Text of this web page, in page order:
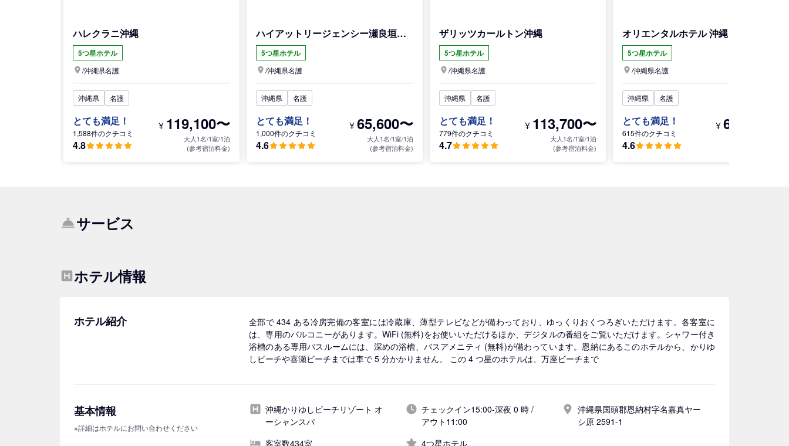
ハレクラニ沖縄
5つ星ホテル
/沖縄県名護
沖縄県 名護
とても満足！
1,588件のクチコミ
4.8
¥ 119,100〜
大人1名/1室/1泊
(参考宿泊料金)
ハイアットリージェンシー瀬良垣アイランド沖縄
5つ星ホテル
/沖縄県名護
沖縄県 名護
とても満足！
1,000件のクチコミ
4.6
¥65,600〜
大人1名/1室/1泊
(参考宿泊料金)
ザリッツカールトン沖縄
5つ星ホテル
/沖縄県名護
沖縄県 名護
とても満足！
779件のクチコミ
4.7
¥ 113,700〜
大人1名/1室/1泊
(参考宿泊料金)
5つ星ホテル
/沖縄県名護
沖縄県 名護
とても満足！
615件のクチコミ
4.6
¥64,800〜
サービス
ホテル情報
ホテル紹介
全部で 434 ある冷房完備の客室には冷蔵庫、薄型テレビなどが備わっており、ゆっくりおくつろぎいただけます。各客室に
は、専用のバルコニーがあります。WiFi (無料)をお使いいただけるほか、デジタルの番組をご覧いただけます。シャワー付き
浴槽のある専用バスルームには、深めの浴槽、バスアメニティ (無料)が備わっています。恩納にあるこのホテルから、かりゆ
しビーチや喜瀬ビーチまでは車で 5 分かかりません。 この 4 つ星のホテルは、万座ビーチまで
基本情報
※詳細はホテルにお問い合わせください
沖縄かりゆしビーチリゾート オ
ーシャンスパ
チェックイン15:00-深夜 0 時 /
アウト11:00
沖縄県国頭郡恩納村字名嘉真ヤー
シ原 2591-1
客室数434室
4つ星ホテル